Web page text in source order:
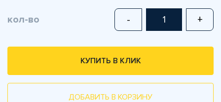
кол-во - +
КУПИТЬ В КЛИК
ДОБАВИТЬ В КОРЗИНУ